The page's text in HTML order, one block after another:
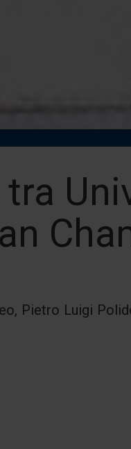
Pietro Luigi